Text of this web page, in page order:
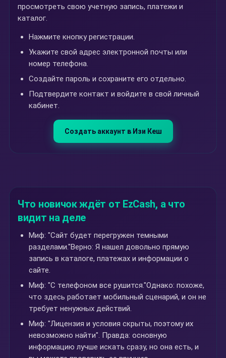
просмотреть свою учетную запись, платежи и
каталог.
Нажмите кнопку регистрации.
Укажите свой адрес электронной почты или
номер телефона.
Создайте пароль и сохраните его отдельно.
Подтвердите контакт и войдите в свой личный
кабинет.
Создать аккаунт в Изи Кеш
Что новичок ждёт от EzCash, а что
видит на деле
Миф: "Сайт будет перегружен темными
разделами."Верно: Я нашел довольно прямую
запись в каталоге, платежах и информации о
сайте.
Миф: "С телефоном все рушится."Однако: похоже,
что здесь работает мобильный сценарий, и он не
требует ненужных действий.
Миф: "Лицензия и условия скрыты, поэтому их
невозможно найти". Правда: основную
информацию лучше искать сразу, но она есть, и